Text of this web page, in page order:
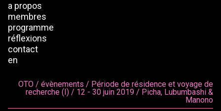
a propos
membres
programme
réflexions
contact
en
OTO / évènements / Période de résidence et voyage de
recherche (I) / 12 - 30 juin 2019 / Picha, Lubumbashi &
Manono